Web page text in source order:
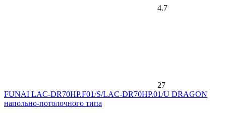
4.7
27
FUNAI LAC-DR70HP.F01/S/LAC-DR70HP.01/U DRAGON
напольно-потолочного типа